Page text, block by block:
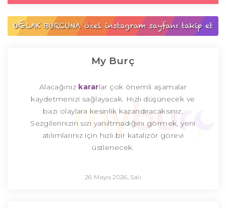
My Burç
Alacağınız kararlar çok önemli aşamalar
kaydetmenizi sağlayacak. Hızlı düşünecek ve
bazı olaylara kesinlik kazandıracaksınız.
Sezgilerinizin sizi yanıltmadığını görmek, yeni
atılımlarınız için hızlı bir katalizör görevi
üstlenecek.
26 Mayıs 2026, Salı